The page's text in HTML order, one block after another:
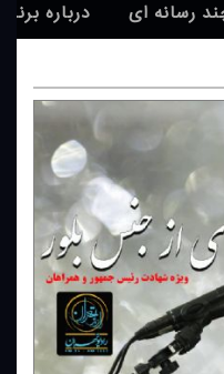
رسانه ای درباره